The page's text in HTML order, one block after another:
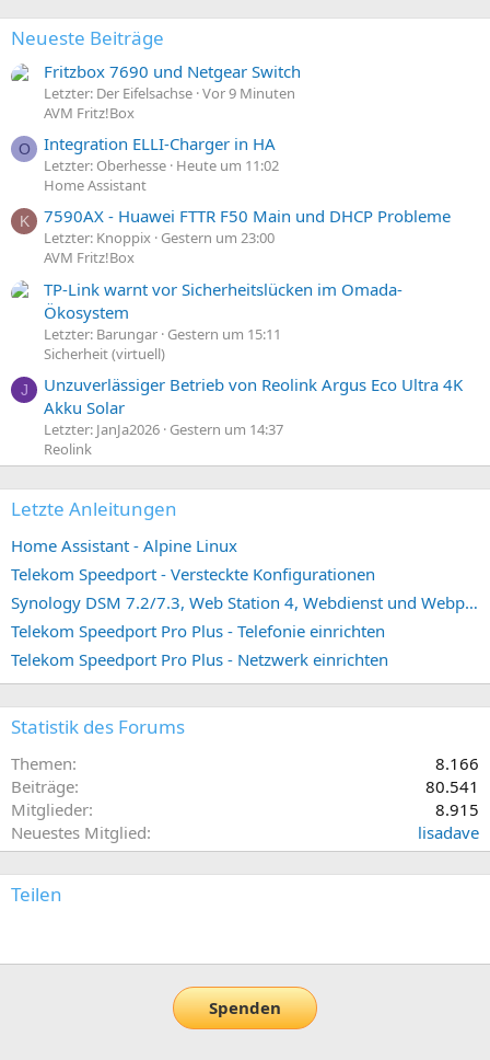
:
Neueste Beiträge
Fritzbox 7690 und Netgear Switch
Letzter: Der Eifelsachse Vor 9 Minuten
AVM Fritz!Box
O Integration ELLI-Charger in HA
Letzter: Oberhesse Heute um 11:02
Home Assistant
K 7590AX - Huawei FTTR F50 Main und DHCP Probleme
Letzter: Knoppix Gestern um 23:00
AVM Fritz!Box
TP-Link warnt vor Sicherheitslücken im Omada-
Ökosystem
Letzter: Barungar Gestern um 15:11
Sicherheit (virtuell)
J
Unzuverlässiger Betrieb von Reolink Argus Eco Ultra 4K
Akku Solar
Letzter: JanJa2026 Gestern um 14:37
Reolink
Letzte Anleitungen
Home Assistant - Alpine Linux
Telekom Speedport - Versteckte Konfigurationen
Synology DSM 7.2/7.3, Web Station 4, Webdienst und Webportal erstellen (ehemals vHost)
Telekom Speedport Pro Plus - Telefonie einrichten
Telekom Speedport Pro Plus - Netzwerk einrichten
Statistik des Forums
Themen
8.166
Beiträge
80.541
Mitglieder
8.915
Neuestes Mitglied
lisadave
Teilen
Spenden